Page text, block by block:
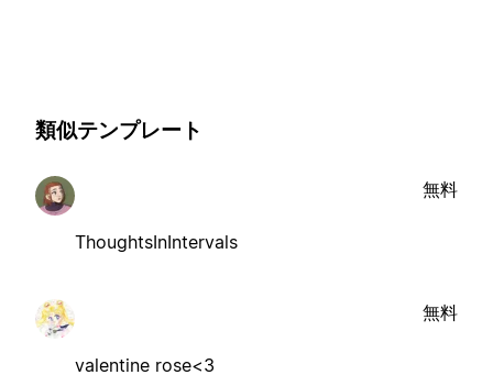
類似テンプレート
ThoughtsInIntervals
無料
valentine rose<3
無料